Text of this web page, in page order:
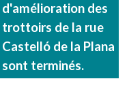
d'amélioration des
trottoirs de la rue
Castelló de la Plana
sont terminés.